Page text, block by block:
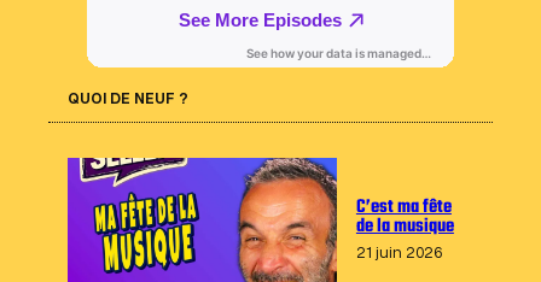
QUOI DE NEUF ?
C’est ma fête
de la musique
21 juin 2026